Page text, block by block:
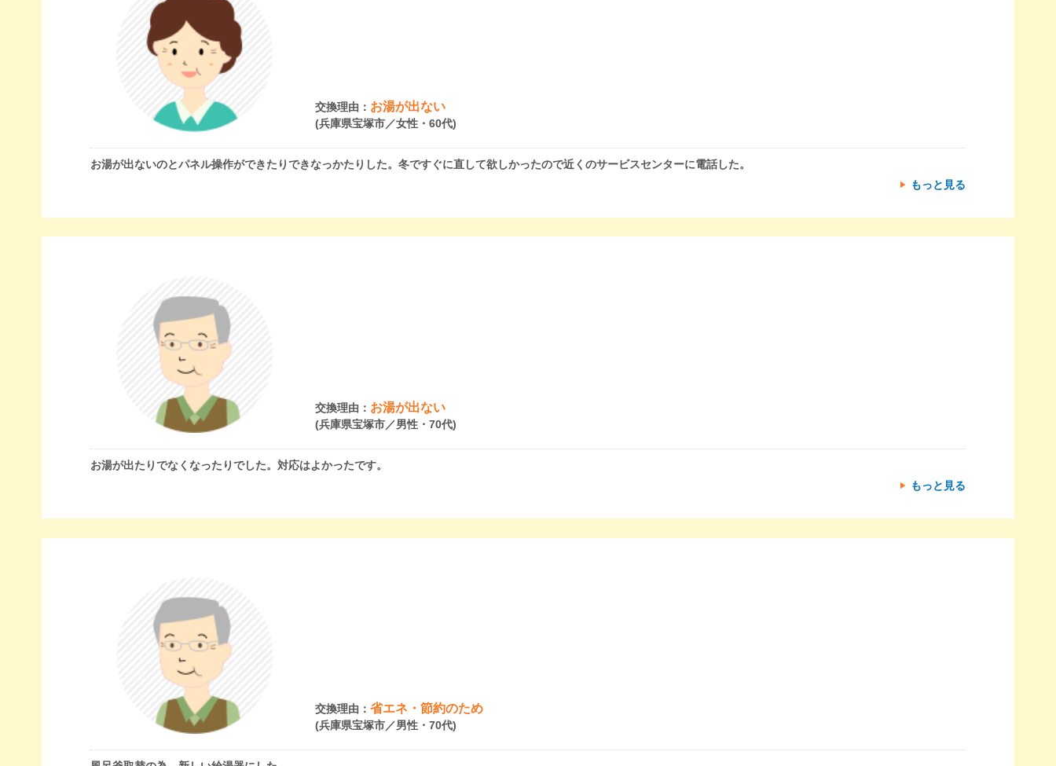
交換理由： お湯が出ない
(兵庫県宝塚市／女性・60代)
お湯が出ないのとパネル操作ができたりできなっかたりした。冬ですぐに直して欲しかったので近くのサービスセンターに電話した。
もっと見る
交換理由： お湯が出ない
(兵庫県宝塚市／男性・70代)
お湯が出たりでなくなったりでした。対応はよかったです。
もっと見る
交換理由：省エネ・節約のため
(兵庫県宝塚市／男性・70代)